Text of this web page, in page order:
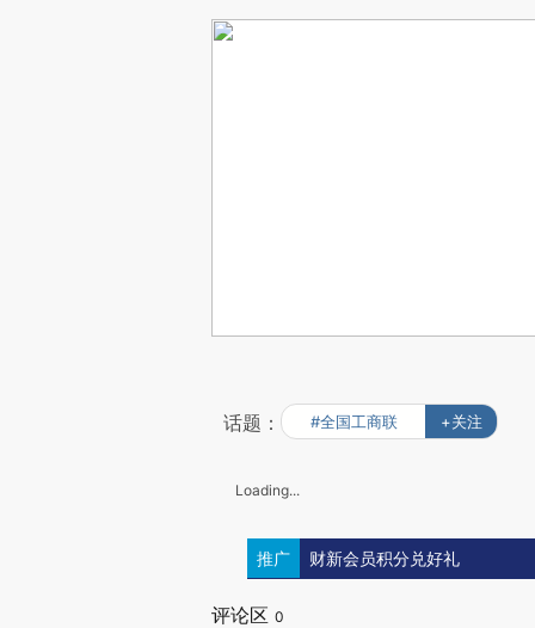
话题： #全国工商联 +关注
Loading...
推广 财新会员积分兑好礼
评论区 0